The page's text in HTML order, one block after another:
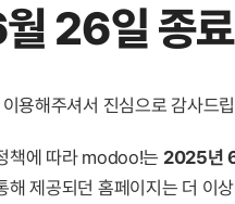
26일 종료
용해주셔서 진심으로 감사드
책에 따라 modoo!는 2025년
해 제공되던 홈페이지는 더 이